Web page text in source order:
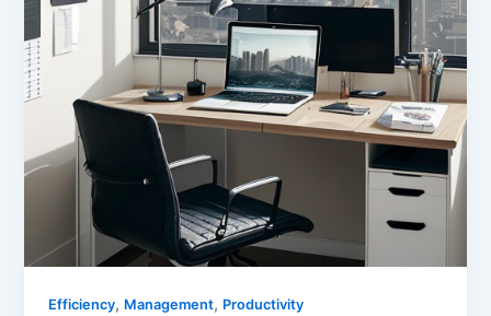
Efficiency, Management, Productivity